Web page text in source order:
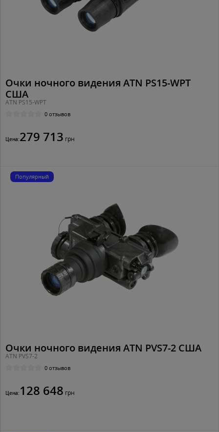
Очки ночного видения ATN PS15-WPT
США
ATN PS15-WPT
0 отзывов
Цена:279 713 грн
Популярный
Очки ночного видения ATN PVS7-2 США
ATN PVS7-2
0 отзывов
Цена: 128 648 грн